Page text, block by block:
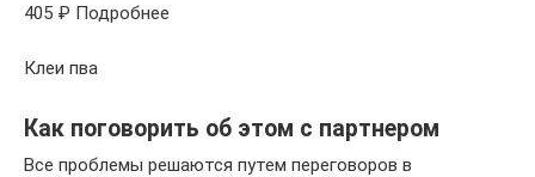
405 ₽ Подробнее
Клеи пва
Как поговорить об этом с партнером
Все проблемы решаются путем переговоров в